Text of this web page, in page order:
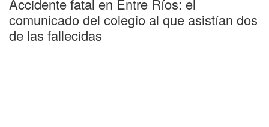
Accidente fatal en Entre Ríos: el
comunicado del colegio al que asistían dos
de las fallecidas